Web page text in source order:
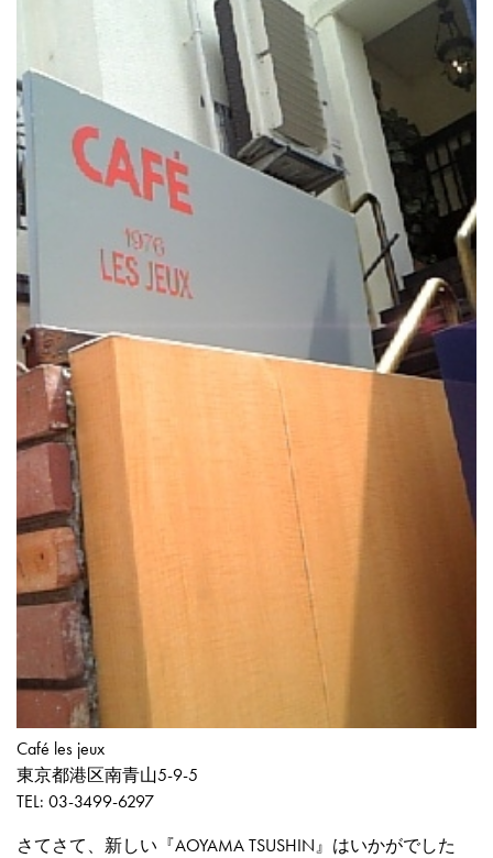
Café les jeux
東京都港区南青山5-9-5
TEL: 03-3499-6297
さてさて、新しい『AOYAMA TSUSHIN』はいかがでした